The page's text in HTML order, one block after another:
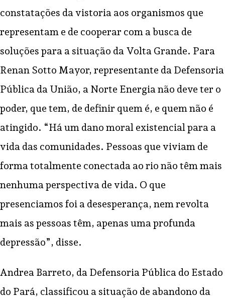
constatações da vistoria aos organismos que
representam e de cooperar com a busca de
soluções para a situação da Volta Grande. Para
Renan Sotto Mayor, representante da Defensoria
Pública da União, a Norte Energia não deve ter o
poder, que tem, de definir quem é, e quem não é
atingido. “Há um dano moral existencial para a
vida das comunidades. Pessoas que viviam de
forma totalmente conectada ao rio não têm mais
nenhuma perspectiva de vida. O que
presenciamos foi a desesperança, nem revolta
mais as pessoas têm, apenas uma profunda
depressão”, disse.
Andrea Barreto, da Defensoria Pública do Estado
do Pará, classificou a situação de abandono da